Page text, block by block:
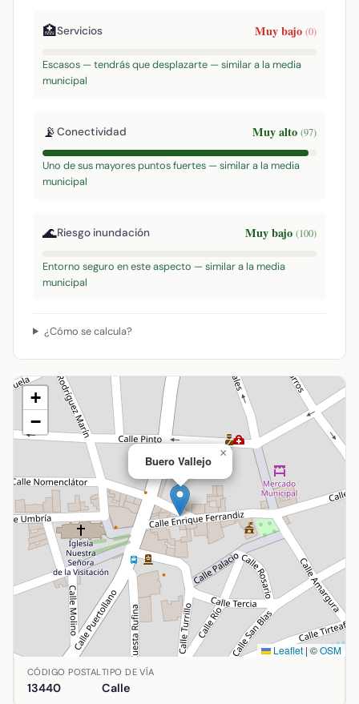
🏥Servicios Muy bajo (0)
Escasos — tendrás que desplazarte — similar a la media
municipal
📡Conectividad Muy alto (97)
Uno de sus mayores puntos fuertes — similar a la media
municipal
🌊Riesgo inundación Muy bajo (100)
Entorno seguro en este aspecto — similar a la media
municipal
¿Cómo se calcula?
Buero Vallejo
×
+
−
Leaflet | ©OSM
Ubicación de Buero Vallejo en Argamasilla de Calatrava,
CÓDIGO POSTAL
13440
TIPO DE VÍA
Calle